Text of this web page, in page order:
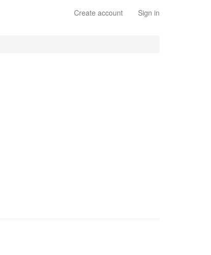
Create account Sign in